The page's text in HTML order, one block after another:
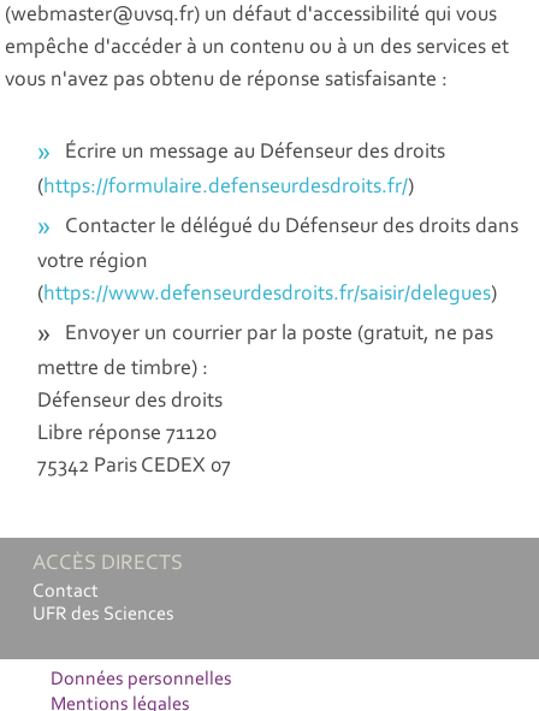
(webmaster@uvsq.fr) un défaut d'accessibilité qui vous
empêche d'accéder à un contenu ou à un des services et
vous n'avez pas obtenu de réponse satisfaisante :
Écrire un message au Défenseur des droits
(https://formulaire.defenseurdesdroits.fr/)
Contacter le délégué du Défenseur des droits dans
votre région
(https://www.defenseurdesdroits.fr/saisir/delegues)
Envoyer un courrier par la poste (gratuit, ne pas
mettre de timbre) :
Défenseur des droits
Libre réponse 71120
75342 Paris CEDEX 07
ACCÈS DIRECTS
Contact
UFR des Sciences
Données personnelles
Mentions légales